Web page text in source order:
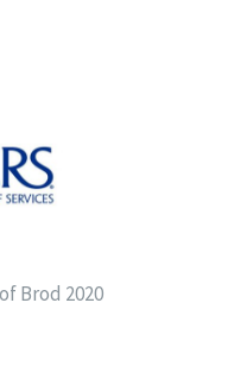
Brod 2020